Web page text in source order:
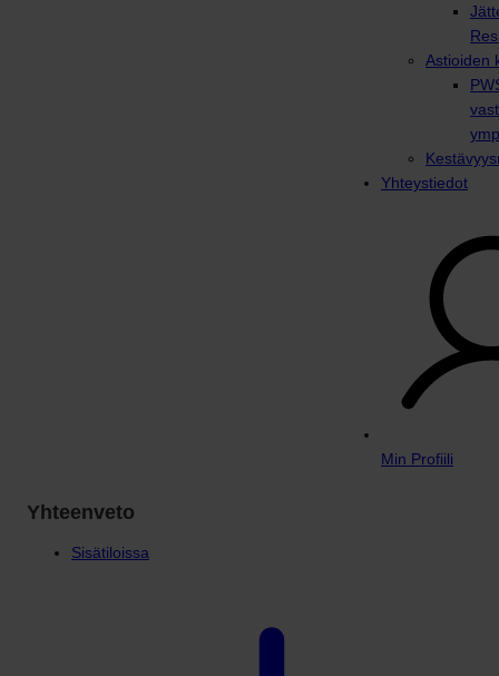
Astioiden
Yhteystiedot
Min Profiili
Yhteenveto
Sisätiloissa